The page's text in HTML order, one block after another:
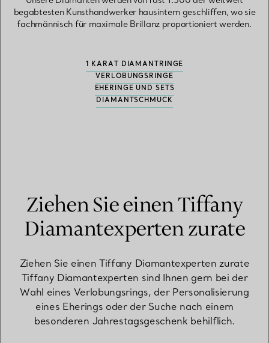
begabtesten Kunsthandwerker hausintern geschliffen, wo sie
fachmännisch für maximale Brillanz proportioniert werden.
1 KARAT DIAMANTRINGE
VERLOBUNGSRINGE
EHERINGE UND SETS
DIAMANTSCHMUCK
Ziehen Sie einen Tiffany
Diamantexperten zurate
Ziehen Sie einen Tiffany Diamantexperten zurate
Tiffany Diamantexperten sind Ihnen gern bei der
Wahl eines Verlobungsrings, der Personalisierung
eines Eherings oder der Suche nach einem
besonderen Jahrestagsgeschenk behilflich.